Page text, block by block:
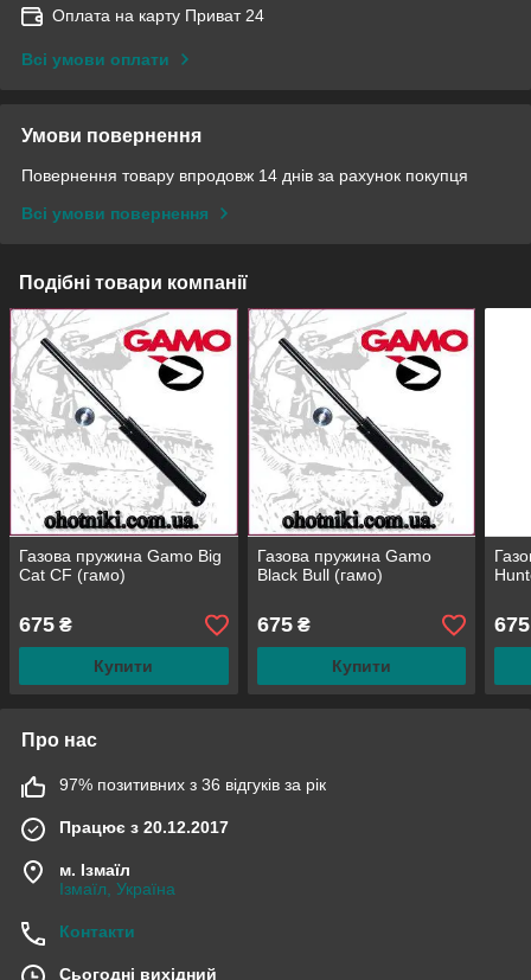
Оплата на карту Приват 24
Всі умови оплати
Умови повернення
Повернення товару впродовж 14 днів за рахунок покупця
Всі умови повернення
Подібні товари компанії
Газова пружина Gamo Big
Cat CF (гамо)
675 ₴
Купити
Газова пружина Gamo
Black Bull (гамо)
675₴
Купити
675
Про нас
97% позитивних з 36 відгуків за рік
Працює з 20.12.2017
м. Ізмаїл
Ізмаїл, Україна
Контакти
Сьогодні вихідний